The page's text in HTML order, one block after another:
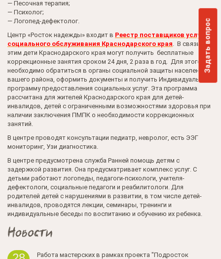
Задать вопрос
— Песочная терапия;
— Психолог;
— Логопед-дефектолог.
Центр «Росток надежды» входит в Реестр поставщиков услуг
социального обслуживания Краснодарского края . В связи с
этим дети Краснодарского края могут получить бесплатные
коррекционные занятия сроком 24 дня, 2 раза в год. Для этого
необходимо обратиться в органы социальной защиты населения
вашего района, оформить документы и получить Индивидуальную
программу предоставления социальных услуг. Эта программа
рассчитана для жителей Краснодарского края для детей-
инвалидов, детей с ограниченными возможностями здоровья при
наличии заключения ПМПК о необходимости коррекционных
занятий.
В центре проводят консультации педиатр, невролог, есть ЭЭГ
мониторинг, Узи диагностика.
В центре предусмотрена служба Ранней помощь детям с
задержкой развития. Она предусматривает комплекс услуг. С
детьми работают логопеды, педагоги-психологи, учителя-
дефектологи, социальные педагоги и реабилитологи. Для
родителей детей с нарушениями в развитии, в том числе детей-
инвалидов, проводятся лекции, семинары, тренинги и
индивидуальные беседы по воспитанию и обучению их ребенка.
Новости
Работа мастерских в рамках проекта "Подросток